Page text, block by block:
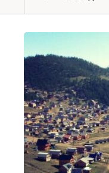
район
Приморский район